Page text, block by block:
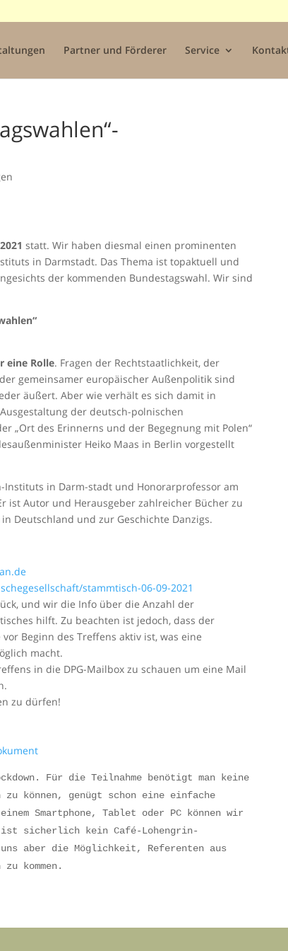
Partner und Förderer Service
statt. Wir haben diesmal einen prominenten
in Darmstadt. Das Thema ist topaktuell und
der kommenden Bundestagswahl. Wir sind
eine Rolle. Fragen der Rechtstaatlichkeit, der
gemeinsamer europäischer Außenpolitik sind
äußert. Aber wie verhält es sich damit in
der deutsch-polnischen
„Ort des Erinnerns und der Begegnung mit Polen“
Heiko Maas in Berlin vorgestellt
Instituts in Darm-stadt und Honorarprofessor am
ist Autor und Herausgeber zahlreicher Bücher zu
Deutschland und zur Geschichte Danzigs.
stammtisch-06-09-2021
und wir die Info über die Anzahl der
hilft. Zu beachten ist jedoch, dass der
Beginn des Treffens aktiv ist, was eine
macht.
in die DPG-Mailbox zu schauen um eine Mail
zu dürfen!
Für die Teilnahme benötigt man keine
zu können, genügt schon eine einfache
Smartphone, Tablet oder PC können wir
ist sicherlich kein Café-Lohengrin-
aber die Möglichkeit, Referenten aus
kommen.